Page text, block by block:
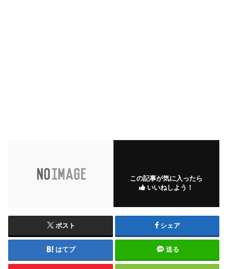
この記事が気に入ったら
いいねしよう！
ポスト シェア
はてブ 送る